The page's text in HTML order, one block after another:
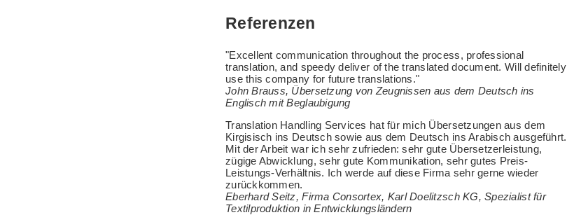
Referenzen
"Excellent communication throughout the process, professional
translation, and speedy deliver of the translated document. Will definitely
use this company for future translations."
John Brauss, Übersetzung von Zeugnissen aus dem Deutsch ins
Englisch mit Beglaubigung
Translation Handling Services hat für mich Übersetzungen aus dem
Kirgisisch ins Deutsch sowie aus dem Deutsch ins Arabisch ausgeführt.
Mit der Arbeit war ich sehr zufrieden: sehr gute Übersetzerleistung,
zügige Abwicklung, sehr gute Kommunikation, sehr gutes Preis-
Leistungs-Verhältnis. Ich werde auf diese Firma sehr gerne wieder
zurückkommen.
Eberhard Seitz, Firma Consortex, Karl Doelitzsch KG, Spezialist für
Textilproduktion in Entwicklungsländern